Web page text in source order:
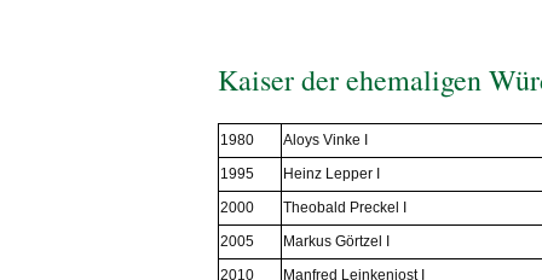
Kaiser der ehemaligen
1980
Aloys Vinke I
1995
Heinz Lepper I
2000
Theobald Preckel I
2005
Markus Görtzel I
2010
Manfred Leinkenjost I